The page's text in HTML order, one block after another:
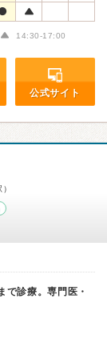
14:30-17:00
公式サイト
で診療。専門医・